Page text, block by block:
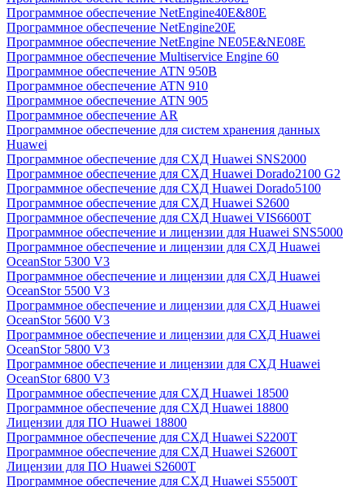
Программное обеспечение NetEngine40E&80E
Программное обеспечение NetEngine20E
Программное обеспечение NetEngine NE05E&NE08E
Программное обеспечение Multiservice Engine 60
Программное обеспечение ATN 950B
Программное обеспечение ATN 910
Программное обеспечение ATN 905
Программное обеспечение AR
Программное обеспечение для систем хранения данных
Huawei
Программное обеспечение для СХД Huawei SNS2000
Программное обеспечение для СХД Huawei Dorado2100 G2
Программное обеспечение для СХД Huawei Dorado5100
Программное обеспечение для СХД Huawei S2600
Программное обеспечение для СХД Huawei VIS6600T
Программное обеспечение и лицензии для Huawei SNS5000
Программное обеспечение и лицензии для СХД Huawei
OceanStor 5300 V3
Программное обеспечение и лицензии для СХД Huawei
OceanStor 5500 V3
Программное обеспечение и лицензии для СХД Huawei
OceanStor 5600 V3
Программное обеспечение и лицензии для СХД Huawei
OceanStor 5800 V3
Программное обеспечение и лицензии для СХД Huawei
OceanStor 6800 V3
Программное обеспечение для СХД Huawei 18500
Программное обеспечение для СХД Huawei 18800
Лицензии для ПО Huawei 18800
Программное обеспечение для СХД Huawei S2200T
Программное обеспечение для СХД Huawei S2600T
Лицензии для ПО Huawei S2600T
Программное обеспечение для СХД Huawei S5500T